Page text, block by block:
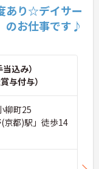
あり☆デイサー
のお仕事です♪
込み）
与付与）
柳町25
京都)駅」徒歩14